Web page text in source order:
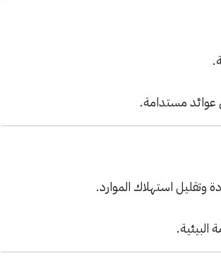
مستدامة.
وتقليل استهلاك الموارد.
البيئية.